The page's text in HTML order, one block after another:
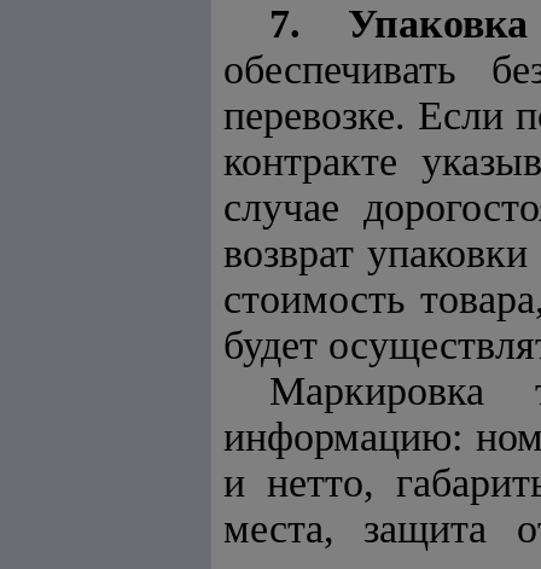
7.
обеспечивать
перевозке. Если
контракте
случае
возврат
стоимость
будет
Маркировка
информацию:
и нетто,
места, защита